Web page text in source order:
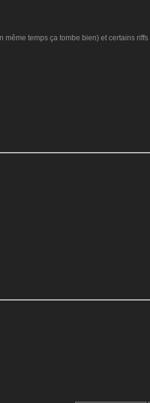
même temps ça tombe bien) et certains